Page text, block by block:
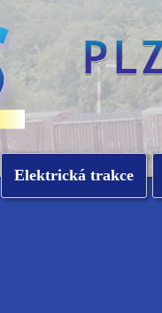
Elektrická trakce